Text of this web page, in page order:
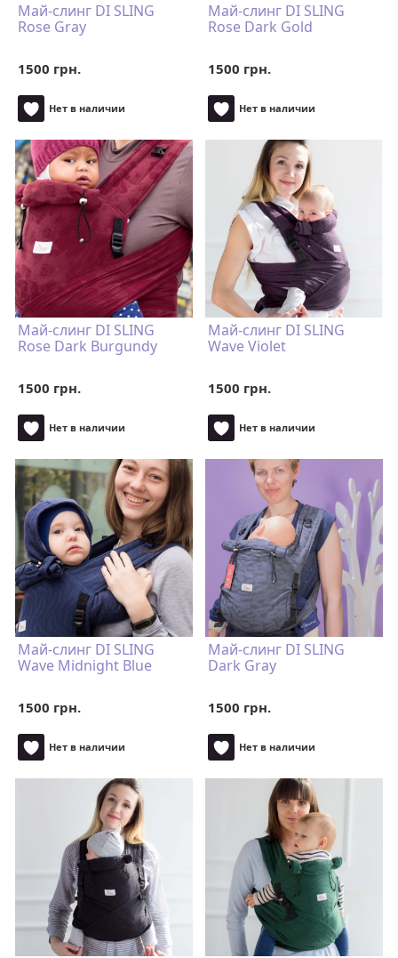
Май-слинг DI SLING
Rose Gray
1500 грн.
Нет в наличии
Май-слинг DI SLING
Rose Dark Gold
1500 грн.
Нет в наличии
Май-слинг DI SLING
Rose Dark Burgundy
1500 грн.
Нет в наличии
Май-слинг DI SLING
Wave Violet
1500 грн.
Нет в наличии
Май-слинг DI SLING
Wave Midnight Blue
1500 грн.
Нет в наличии
Май-слинг DI SLING
Dark Gray
1500 грн.
Нет в наличии